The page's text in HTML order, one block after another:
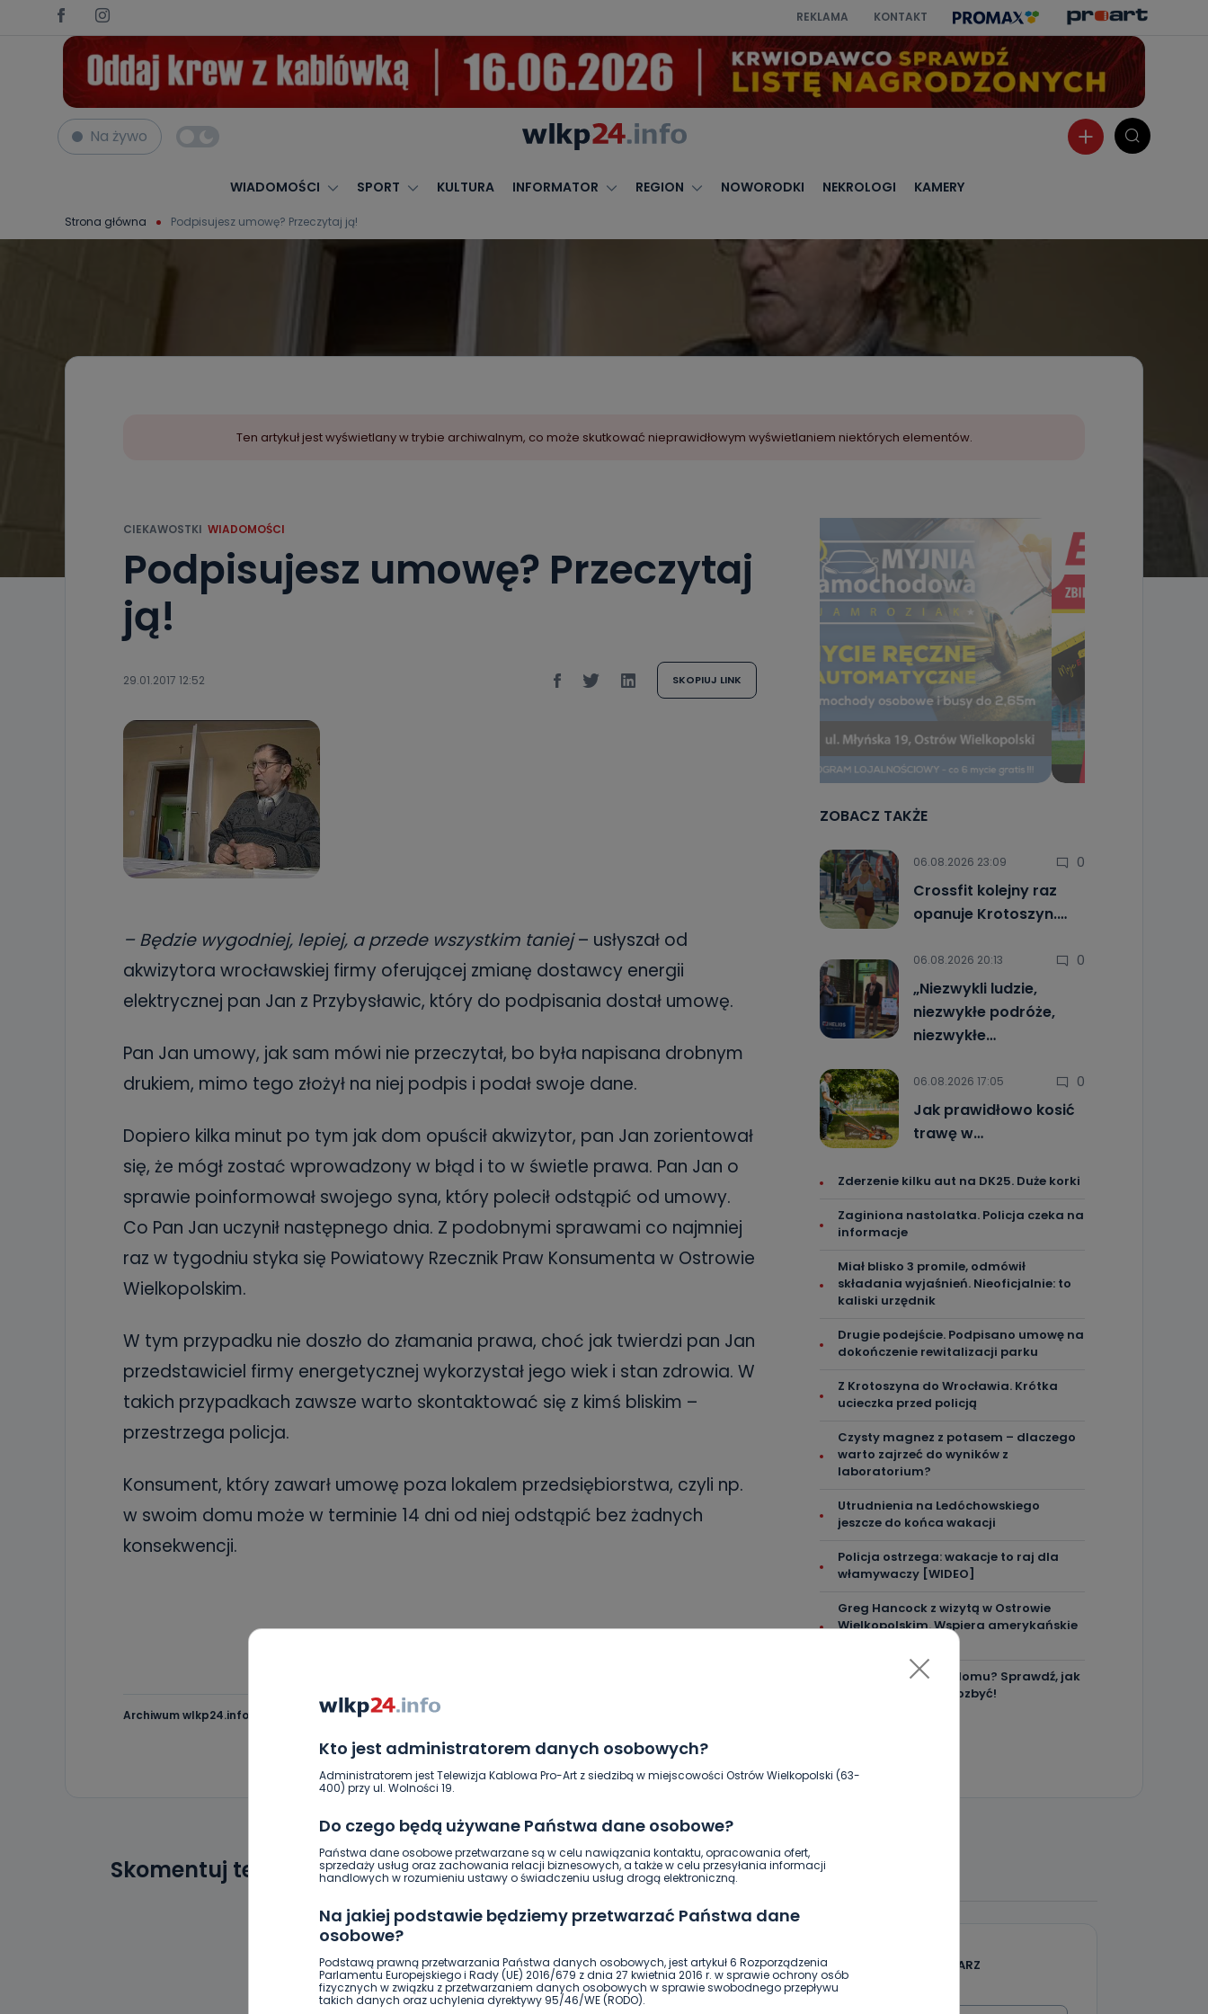
REKLAMA KONTAKT
Na żywo
WIADOMOŚCI SPORT KULTURA INFORMATOR REGION NOWORODKI NEKROLOGI KAMERY
Strona główna Podpisujesz umowę? Przeczytaj ją!
Kto jest administratorem danych osobowych?
Administratorem jest Telewizja Kablowa Pro-Art z siedzibą w miejscowości Ostrów Wielkopolski (63-
400) przy ul. Wolności 19.
Do czego będą używane Państwa dane osobowe?
Państwa dane osobowe przetwarzane są w celu nawiązania kontaktu, opracowania ofert,
sprzedaży usług oraz zachowania relacji biznesowych, a także w celu przesyłania informacji
handlowych w rozumieniu ustawy o świadczeniu usług drogą elektroniczną.
Na jakiej podstawie będziemy przetwarzać Państwa dane
osobowe?
Podstawą prawną przetwarzania Państwa danych osobowych, jest artykuł 6 Rozporządzenia
Parlamentu Europejskiego i Rady (UE) 2016/679 z dnia 27 kwietnia 2016 r. w sprawie ochrony osób
fizycznych w związku z przetwarzaniem danych osobowych w sprawie swobodnego przepływu
takich danych oraz uchylenia dyrektywy 95/46/WE (RODO).
Ten artykuł jest wyświetlany w trybie archiwalnym, co może skutkować nieprawidłowym wyświetlaniem niektórych elementów.
CIEKAWOSTKI WIADOMOŚCI
Podpisujesz umowę? Przeczytaj
ją!
29.01.2017 12:52 SKOPIUJ LINK
– Będzie wygodniej, lepiej, a przede wszystkim taniej– usłyszał od
akwizytora wrocławskiej firmy oferującej zmianę dostawcy energii
elektrycznej pan Jan z Przybysławic, który do podpisania dostał umowę.
Pan Jan umowy, jak sam mówi nie przeczytał, bo była napisana drobnym
drukiem, mimo tego złożył na niej podpis i podał swoje dane.
Dopiero kilka minut po tym jak dom opuścił akwizytor, pan Jan zorientował
się, że mógł zostać wprowadzony w błąd i to w świetle prawa. Pan Jan o
sprawie poinformował swojego syna, który polecił odstąpić od umowy.
Co Pan Jan uczynił następnego dnia. Z podobnymi sprawami co najmniej
raz w tygodniu styka się Powiatowy Rzecznik Praw Konsumenta w Ostrowie
Wielkopolskim.
W tym przypadku nie doszło do złamania prawa, choć jak twierdzi pan Jan
przedstawiciel firmy energetycznej wykorzystał jego wiek i stan zdrowia. W
takich przypadkach zawsze warto skontaktować się z kimś bliskim –
przestrzega policja.
Konsument, który zawarł umowę poza lokalem przedsiębiorstwa, czyli np.
w swoim domu może w terminie 14 dni od niej odstąpić bez żadnych
konsekwencji.
Archiwum wlkp24.info
ZOBACZ TAKŻE
06.08.2026 23:09 0
Crossfit kolejny raz
opanuje Krotoszyn.…
06.08.2026 20:13 0
„Niezwykli ludzie,
niezwykłe podróże,
niezwykłe…
06.08.2026 17:05 0
Jak prawidłowo kosić
trawę w…
Zderzenie kilku aut na DK25. Duże korki
Zaginiona nastolatka. Policja czeka na
informacje
Miał blisko 3 promile, odmówił
składania wyjaśnień. Nieoficjalnie: to
kaliski urzędnik
Drugie podejście. Podpisano umowę na
dokończenie rewitalizacji parku
Z Krotoszyna do Wrocławia. Krótka
ucieczka przed policją
Czysty magnez z potasem – dlaczego
warto zajrzeć do wyników z
laboratorium?
Utrudnienia na Ledóchowskiego
jeszcze do końca wakacji
Policja ostrzega: wakacje to raj dla
włamywaczy [WIDEO]
Greg Hancock z wizytą w Ostrowie
Wielkopolskim. Wspiera amerykańskie
Masz karaluchy w domu? Sprawdź, jak
skutecznie się ich pozbyć!
Skomentuj ten wpis jako pierwszy! DOŁĄCZ DO DYSKUSJI
DODAJ SWÓJ KOMENTARZ